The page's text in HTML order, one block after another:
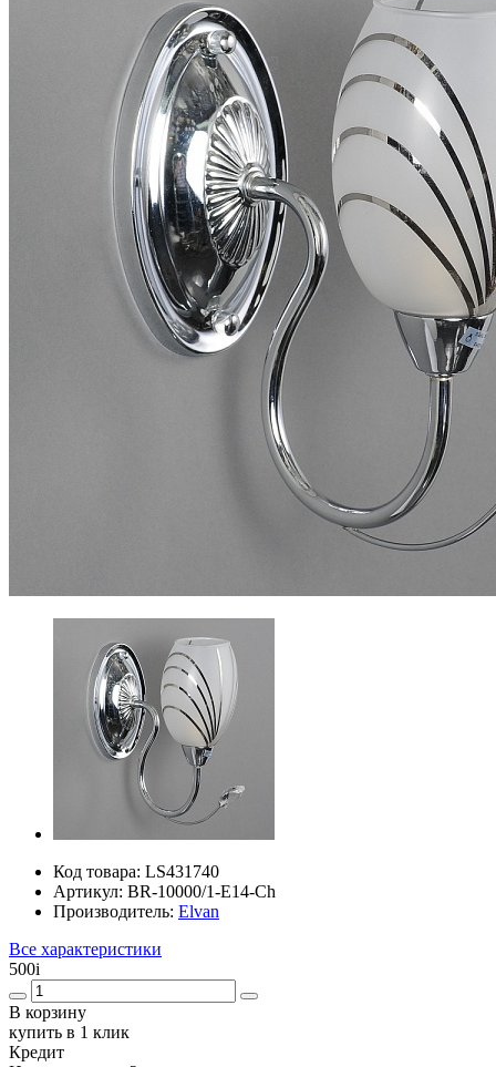
Код товара: LS431740
Артикул: BR-10000/1-E14-Ch
Производитель: Elvan
Все характеристики
500i
В корзину
купить в 1 клик
Кредит